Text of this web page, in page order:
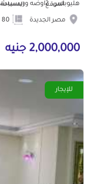
هليوبلس. 2اوضه وريسيبشن قطعتين...
الموقع
مصر الجديدة
المساحة
2,000,000 جنيه
للإيجار